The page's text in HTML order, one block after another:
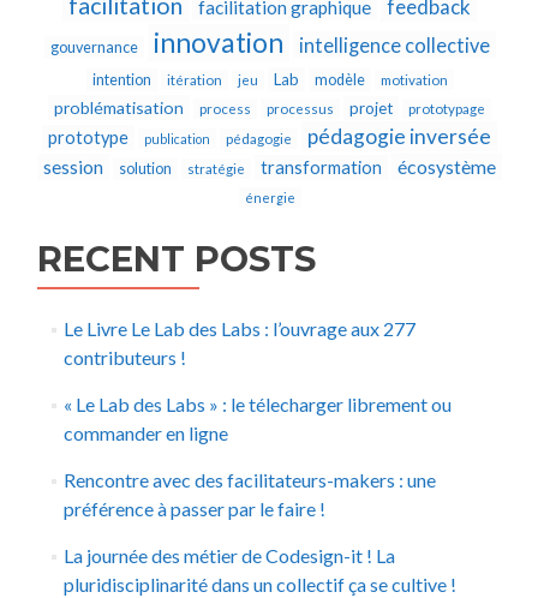
facilitation graphique feedback
gouvernance innovation intelligence collective
intention itération jeu Lab modèle motivation
problématisation process processus projet prototypage
prototype publication pédagogie pédagogie inversée
session solution stratégie transformation écosystème
énergie
RECENT POSTS
Le Livre Le Lab des Labs : l’ouvrage aux 277
contributeurs !
« Le Lab des Labs » : le télecharger librement ou
commander en ligne
Rencontre avec des facilitateurs-makers : une
préférence à passer par le faire !
La journée des métier de Codesign-it ! La
pluridisciplinarité dans un collectif ça se cultive !